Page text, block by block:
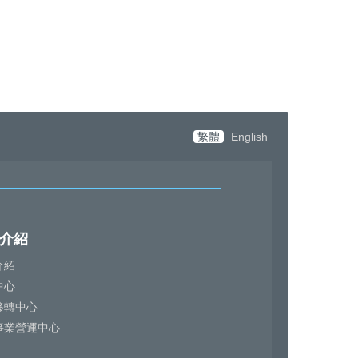
繁體 English
紹
紹
心
轉中心
業營運中心